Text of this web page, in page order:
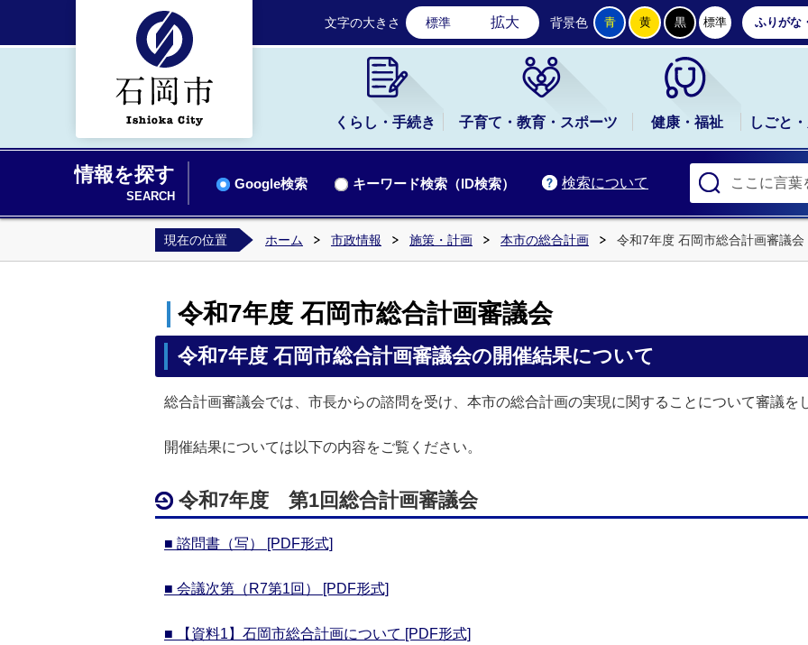
石岡市公式ホームページ
文字の大きさ 標準 拡大 背景色 青 黄 黒 標準 ふりがな
くらし・手続き 子育て・教育・スポーツ 健康・福祉 しごと
情報を探す
SEARCH
検索について
Google検索 キーワード検索（ID検索）
現在の位置 ホーム 市政情報 施策・計画 本市の総合計画 令和7年度 石岡市総合計画審議会
令和7年度 石岡市総合計画審議会
令和7年度 石岡市総合計画審議会の開催結果について
総合計画審議会では、市長からの諮問を受け、本市の総合計画の実現に関することについて審議を
開催結果については以下の内容をご覧ください。
令和7年度 第1回総合計画審議会
■ 諮問書（写） [PDF形式]
■ 会議次第（R7第1回） [PDF形式]
■ 【資料1】石岡市総合計画について [PDF形式]